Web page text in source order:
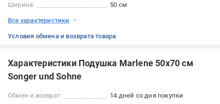
Ширина:
50 см
Все характеристики
Условия обмена и возврата товара
Характеристики Подушка Marlene 50x70 см
Songer und Sohne
Обмен и возврат:
14 дней со дня покупки